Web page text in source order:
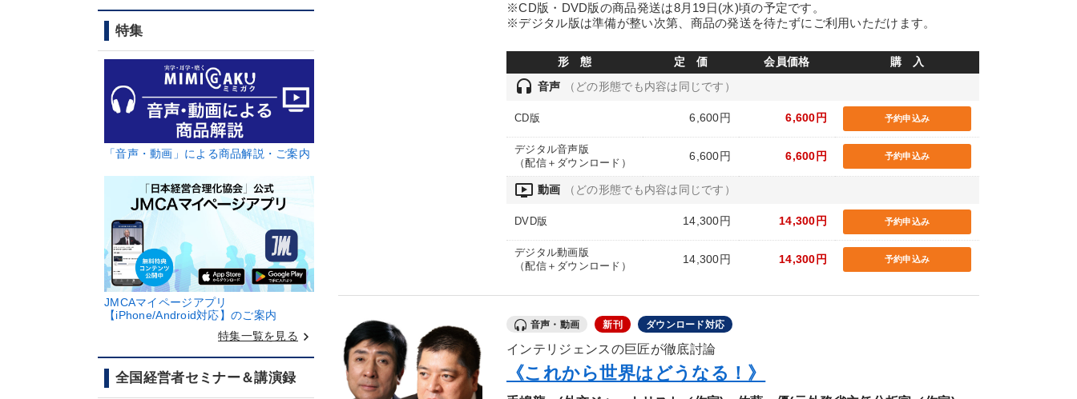
特集
「音声・動画」による商品解説・ご案内
JMCAマイページアプリ
【iPhone/Android対応】のご案内
特集一覧を見る keyboard_arrow_right
全国経営者セミナー＆講演録
※CD版・DVD版の商品発送は8月19日(水)頃の予定です。
※デジタル版は準備が整い次第、商品の発送を待たずにご利用いただけます。
形 態 定 価 会員価格 購 入
headset 音声 （どの形態でも内容は同じです）
CD版 6,600円 6,600円 予約申込み
デジタル音声版
（配信＋ダウンロード）
6,600円 6,600円 予約申込み
ondemand_video 動画 （どの形態でも内容は同じです）
DVD版 14,300円 14,300円 予約申込み
デジタル動画版
（配信＋ダウンロード）
14,300円 14,300円 予約申込み
音声・動画 新刊 ダウンロード対応
インテリジェンスの巨匠が徹底討論
《これから世界はどうなる！》